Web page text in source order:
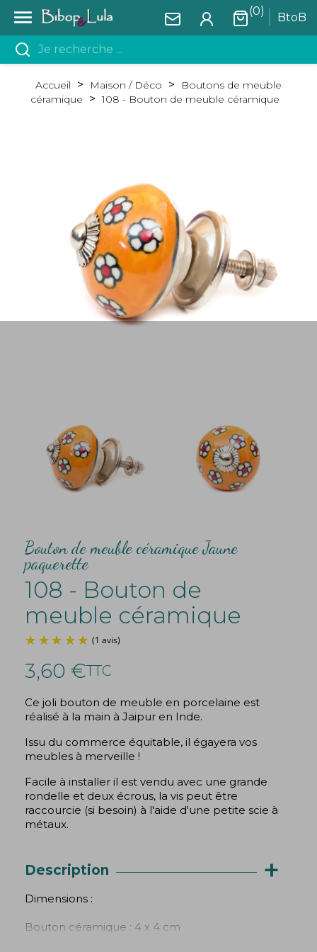
 BtoB
(0)
Accueil Maison / Déco
Boutons de meuble
céramique
108 - Bouton de meuble céramique
Bouton de meuble céramique Jaune
paquerette
108 - Bouton de
meuble céramique
(1 avis)
3,60 €TTC
Ce joli bouton de meuble en porcelaine est
réalisé à la main à Jaipur en Inde.
Issu du commerce équitable, il égayera vos
meubles à merveille !
Facile à installer il est vendu avec une grande
rondelle et deux écrous, la vis peut être
raccourcie (si besoin) à l'aide d'une petite scie à
métaux.
Description +
Dimensions :
Bouton céramique : 4 x 4 cm